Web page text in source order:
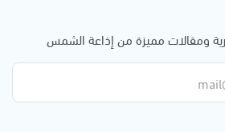
ومقالات مميزة من إذاعة الشمس